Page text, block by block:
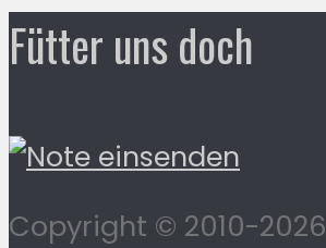
Fütter uns doch
Copyright © 2010-2026